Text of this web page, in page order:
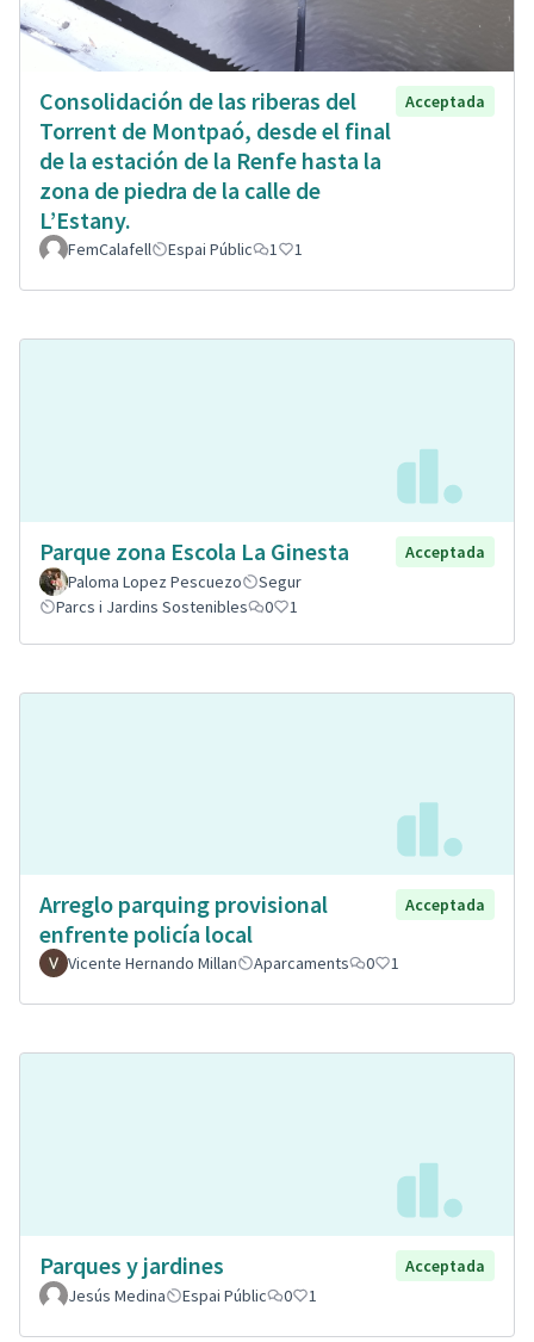
Consolidación de las riberas del
Torrent de Montpaó, desde el final
de la estación de la Renfe hasta la
zona de piedra de la calle de
L’Estany.
Acceptada
FemCalafell Espai Públic 1 1
Parque zona Escola La Ginesta
Acceptada
Paloma Lopez Pescuezo
Segur
Parcs i Jardins Sostenibles
0 1
Arreglo parquing provisional
enfrente policía local
Acceptada
Vicente Hernando Millan Aparcaments 0 1
Parques y jardines
Acceptada
Jesús Medina
Espai Públic 0 1